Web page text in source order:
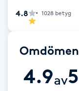
Extensions
4.8 1028 betyg
Omdömen
4.9av5